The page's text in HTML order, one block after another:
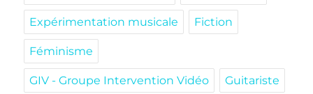
Expérimentation musicale Fiction
Féminisme
GIV - Groupe Intervention Vidéo Guitariste